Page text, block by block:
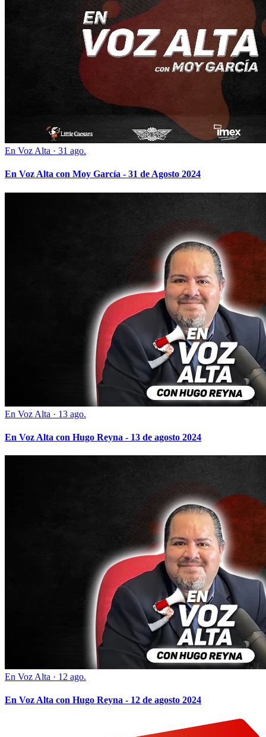
En Voz Alta · 31 ago.
En Voz Alta con Moy García - 31 de Agosto 2024
En Voz Alta · 13 ago.
En Voz Alta con Hugo Reyna - 13 de agosto 2024
En Voz Alta · 12 ago.
En Voz Alta con Hugo Reyna - 12 de agosto 2024